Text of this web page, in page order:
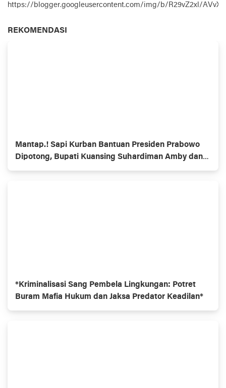
https://blogger.googleusercontent.com/img/b/R29vZ2xl/
REKOMENDASI
Mantap.! Sapi Kurban Bantuan Presiden Prabowo
Dipotong, Bupati Kuansing Suhardiman Amby dan
Masyarakat Ucapan Terimakasih
*Kriminalisasi Sang Pembela Lingkungan: Potret
Buram Mafia Hukum dan Jaksa Predator Keadilan*